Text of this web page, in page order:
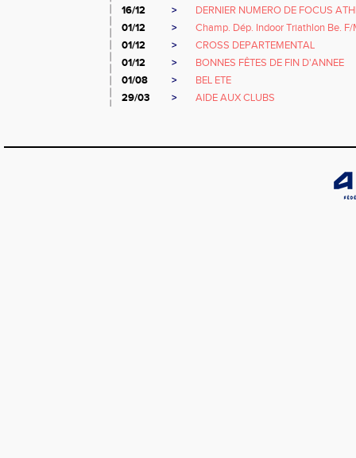
16/12
>
DERNIER NUMERO DE FOCUS
01/12
>
Champ. Dép. Indoor Triathlon Be. F/
01/12
>
CROSS DEPARTEMENTAL
01/12
>
BONNES FÊTES DE FIN D'ANNEE
01/08
>
BEL ETE
29/03
> AIDE AUX CLUBS